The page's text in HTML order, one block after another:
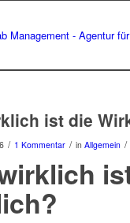
ist die
/ 1 Kommentar / in Allgemein /